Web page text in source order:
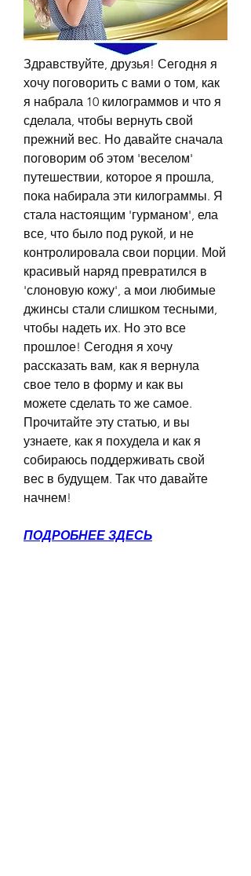
Здравствуйте, друзья! Сегодня я
хочу поговорить с вами о том, как
я набрала 10 килограммов и что я
сделала, чтобы вернуть свой
прежний вес. Но давайте сначала
поговорим об этом 'веселом'
путешествии, которое я прошла,
пока набирала эти килограммы. Я
стала настоящим 'гурманом', ела
все, что было под рукой, и не
контролировала свои порции. Мой
красивый наряд превратился в
'слоновую кожу', а мои любимые
джинсы стали слишком тесными,
чтобы надеть их. Но это все
прошлое! Сегодня я хочу
рассказать вам, как я вернула
свое тело в форму и как вы
можете сделать то же самое.
Прочитайте эту статью, и вы
узнаете, как я похудела и как я
собираюсь поддерживать свой
вес в будущем. Так что давайте
начнем!
ПОДРОБНЕЕ ЗДЕСЬ